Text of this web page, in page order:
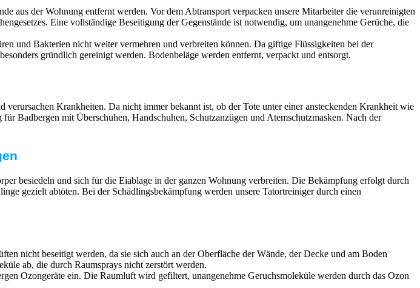
aus der Wohnung entfernt werden. Vor dem Abtransport verpacken unsere Mitarbeiter die verunreinigten
Eine vollständige Beseitigung der Gegenstände ist notwendig, um unangenehme Gerüche, die
und Bakterien nicht weiter vermehren und verbreiten können. Da giftige Flüssigkeiten bei der
gründlich gereinigt werden. Bodenbeläge werden entfernt, verpackt und entsorgt.
Krankheiten. Da nicht immer bekannt ist, ob der Tote unter einer ansteckenden Krankheit wie
Badbergen mit Überschuhen, Handschuhen, Schutzanzügen und Atemschutzmasken. Nach der
besiedeln und sich für die Eiablage in der ganzen Wohnung verbreiten. Die Bekämpfung erfolgt durch
gezielt abtöten. Bei der Schädlingsbekämpfung werden unsere Tatortreiniger durch einen
nicht beseitigt werden, da sie sich auch an der Oberfläche der Wände, der Decke und am Boden
ab, die durch Raumsprays nicht zerstört werden.
Ozongeräte ein. Die Raumluft wird gefiltert, unangenehme Geruchsmoleküle werden durch das Ozon